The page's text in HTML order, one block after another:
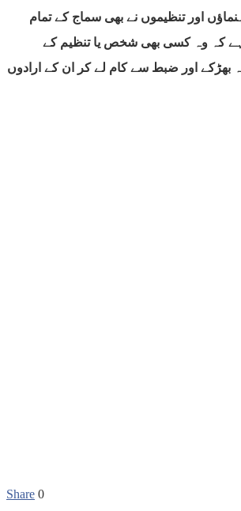
اور تنظیموں نے بھی سماج کے تمام
کہ وہ کسی بھی شخص یا تنظیم کے
بھڑكے اور ضبط سے کام لے کر ان کے ارادوں
Share 0